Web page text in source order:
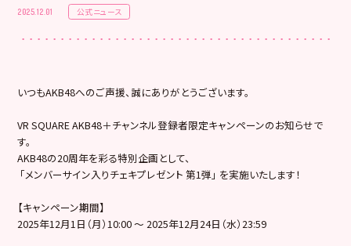
2025.12.01 公式ニュース
いつもAKB48へのご声援、誠にありがとうございます。
VR SQUARE AKB48＋チャンネル登録者限定キャンペーンのお知らせで
す。
AKB48の20周年を彩る特別企画として、
「メンバーサイン入りチェキプレゼント 第1弾」 を実施いたします！
【キャンペーン期間】
2025年12月1日（月）10:00 〜 2025年12月24日（水）23:59